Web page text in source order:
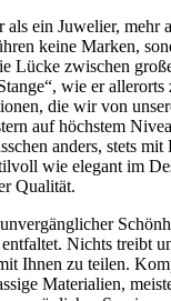
ein Juwelier, mehr
keine Marken,
Lücke zwischen
wie er
die wir von
auf höchstem
anders, stets mit
wie elegant im
Qualität.
Nichts treibt
Ihnen zu teilen.
Materialien,